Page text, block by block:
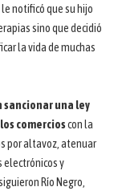
notificó que su hijo
sino que decidió
la vida de muchas
sancionar una ley
comercioscon la
por altavoz, atenuar
electrónicos y
Río Negro,